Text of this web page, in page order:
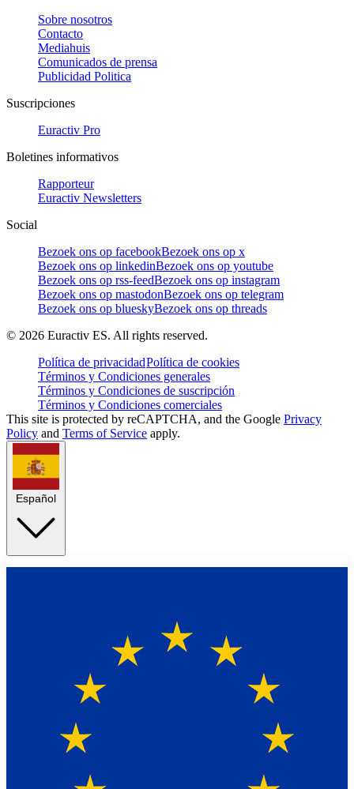
Sobre nosotros
Contacto
Mediahuis
Comunicados de prensa
Publicidad Politica
Suscripciones
Euractiv Pro
Boletines informativos
Rapporteur
Euractiv Newsletters
Social
Bezoek ons op facebookBezoek ons op x
Bezoek ons op linkedinBezoek ons op youtube
Bezoek ons op rss-feedBezoek ons op instagram
Bezoek ons op mastodonBezoek ons op telegram
Bezoek ons op blueskyBezoek ons op threads
© 2026 Euractiv ES. All rights reserved.
Política de privacidadPolítica de cookies
Términos y Condiciones generales
Términos y Condiciones de suscripción
Términos y Condiciones comerciales
This site is protected by reCAPTCHA, and the Google Privacy
Policy and Terms of Service apply.
Español